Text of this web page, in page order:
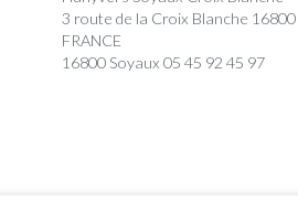
3 route de la Croix Blanche 16800
FRANCE
16800 Soyaux 05 45 92 45 97